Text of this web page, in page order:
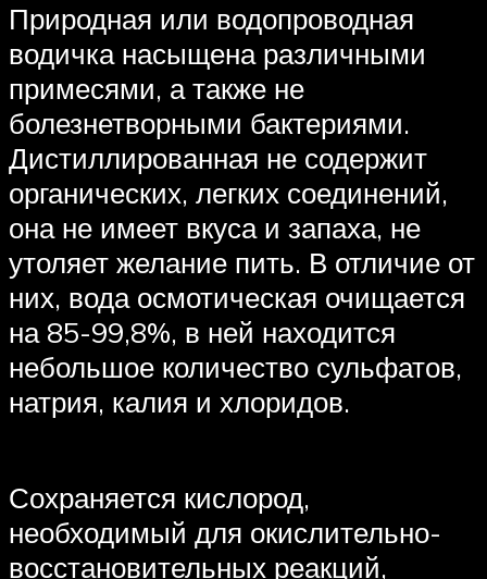
Природная или водопроводная
водичка насыщена различными
примесями, а также не
болезнетворными бактериями.
Дистиллированная не содержит
органических, легких соединений,
она не имеет вкуса и запаха, не
утоляет желание пить. В отличие от
них, вода осмотическая очищается
на 85-99,8%, в ней находится
небольшое количество сульфатов,
натрия, калия и хлоридов.
Сохраняется кислород,
необходимый для окислительно-
восстановительных реакций,